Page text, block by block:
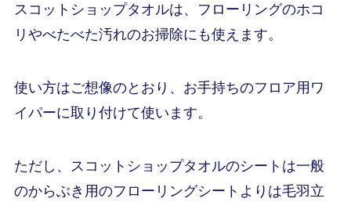
スコットショップタオルは、フローリングのホコ
リやべたべた汚れのお掃除にも使えます。
使い方はご想像のとおり、お手持ちのフロア用ワ
イパーに取り付けて使います。
ただし、スコットショップタオルのシートは一般
のからぶき用のフローリングシートよりは毛羽立